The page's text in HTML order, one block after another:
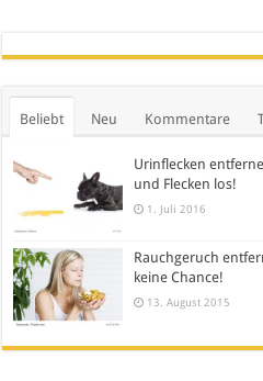
Beliebt Neu Kommentare
Urinflecken
und Flecken los!
1. Juli 2016
Rauchgeruch
keine Chance!
13. August 2015